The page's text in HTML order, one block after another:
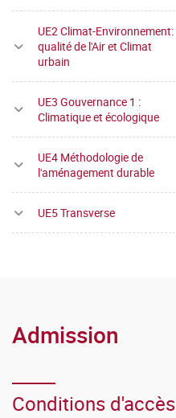
UE2 Climat-Environnement:
qualité de l'Air et Climat
urbain
UE3 Gouvernance 1 :
Climatique et écologique
UE4 Méthodologie de
l'aménagement durable
UE5 Transverse
Admission
Conditions d'accès